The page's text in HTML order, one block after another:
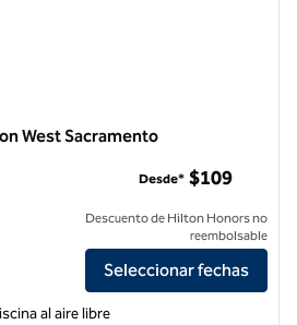
West Sacramento
Suites by Hilton West Sacramento
Desde* $109
Descuento de Hilton Honors no
reembolsable
Seleccionar fechas
al aire libre